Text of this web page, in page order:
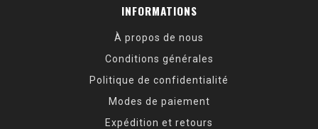
INFORMATIONS
À propos de nous
Conditions générales
Politique de confidentialité
Modes de paiement
Expédition et retours